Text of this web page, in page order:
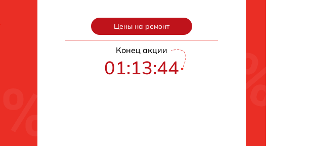
Цены на ремонт
Конец акции
01:13:43